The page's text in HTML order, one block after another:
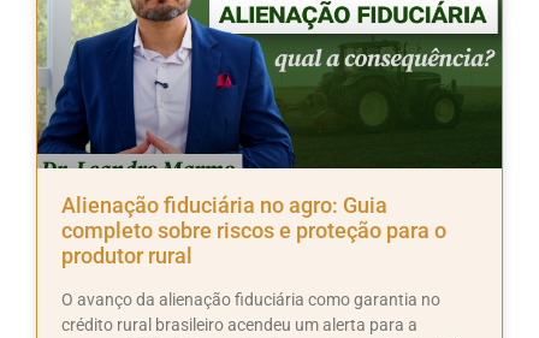
Alienação fiduciária no agro: Guia
completo sobre riscos e proteção para o
produtor rural
O avanço da alienação fiduciária como garantia no
crédito rural brasileiro acendeu um alerta para a